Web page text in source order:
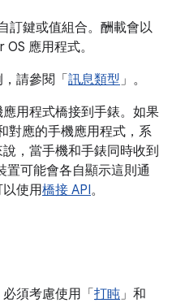
訂鍵或值組合。酬載會以
應用程式。
請參閱「 訊息類型」。
用程式橋接到手錶。如果
對應的手機應用程式，系
，當手機和手錶同時收到
置可能會各自顯示這則通
使用橋接 API。
須考慮使用「 打盹」和